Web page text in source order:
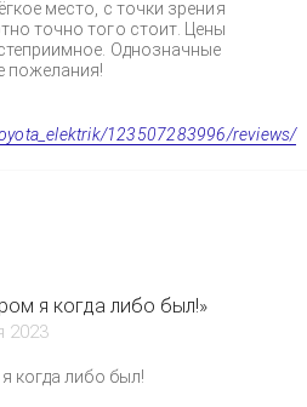
место, с точки зрения
точно того стоит. Цены
Однозначные
пожелания!
123507283996/reviews/
я когда либо был!»
2023
когда либо был!